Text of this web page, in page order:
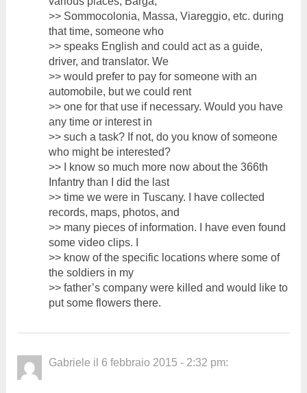
>> Sommocolonia, Massa, Viareggio, etc. during
that time, someone who
>> speaks English and could act as a guide,
driver, and translator. We
>> would prefer to pay for someone with an
automobile, but we could rent
>> one for that use if necessary. Would you have
any time or interest in
>> such a task? If not, do you know of someone
who might be interested?
>> I know so much more now about the 366th
Infantry than I did the last
>> time we were in Tuscany. I have collected
records, maps, photos, and
>> many pieces of information. I have even found
some video clips. I
>> know of the specific locations where some of
the soldiers in my
>> father’s company were killed and would like to
put some flowers there.
Gabriele il 6 febbraio 2015 - 2:32 pm: